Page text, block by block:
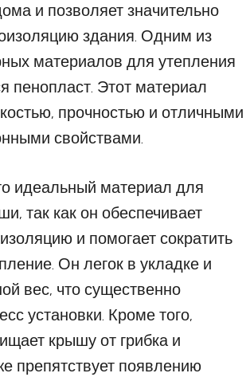
и позволяет значительно
здания. Одним из
материалов для утепления
пенопласт. Этот материал
прочностью и отличными
свойствами.
идеальный материал для
так как он обеспечивает
и помогает сократить
Он легок в укладке и
вес, что существенно
установки. Кроме того,
крышу от грибка и
препятствует появлению